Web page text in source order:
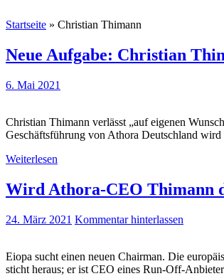
Startseite » Christian Thimann
Neue Aufgabe: Christian
6. Mai 2021
Christian Thimann verlässt „auf eigenen
Geschäftsführung von Athora Deutschland
Weiterlesen
Wird Athora-CEO Thimann
24. März 2021 Kommentar hinterlassen
Eiopa sucht einen neuen Chairman. Die
sticht heraus; er ist CEO eines Run-Off-